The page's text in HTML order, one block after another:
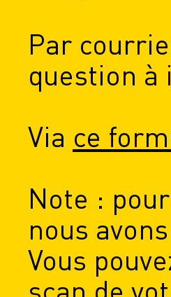
Par
question à
Via ce
Note :
nous
Vous
scan de